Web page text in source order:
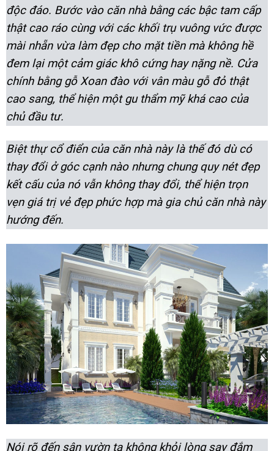
độc đáo. Bước vào căn nhà bằng các bậc tam cấp
thật cao ráo cùng với các khối trụ vuông vức được
mài nhẵn vừa làm đẹp cho mặt tiền mà không hề
đem lại một cảm giác khô cứng hay nặng nề. Cửa
chính bằng gỗ Xoan đào với vân màu gỗ đỏ thật
cao sang, thể hiện một gu thẩm mỹ khá cao của
chủ đầu tư.
Biệt thự cổ điển của căn nhà này là thế đó dù có
thay đổi ở góc cạnh nào nhưng chung quy nét đẹp
kết cấu của nó vẫn không thay đổi, thể hiện trọn
vẹn giá trị vẻ đẹp phức hợp mà gia chủ căn nhà này
hướng đến.
Nói rõ đến sân vườn ta không khỏi lòng say đắm